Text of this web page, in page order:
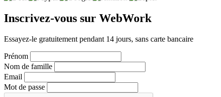
Inscrivez-vous sur WebWork
Essayez-le gratuitement pendant 14 jours, sans carte bancaire
Prénom
Nom de famille
Email
Mot de passe